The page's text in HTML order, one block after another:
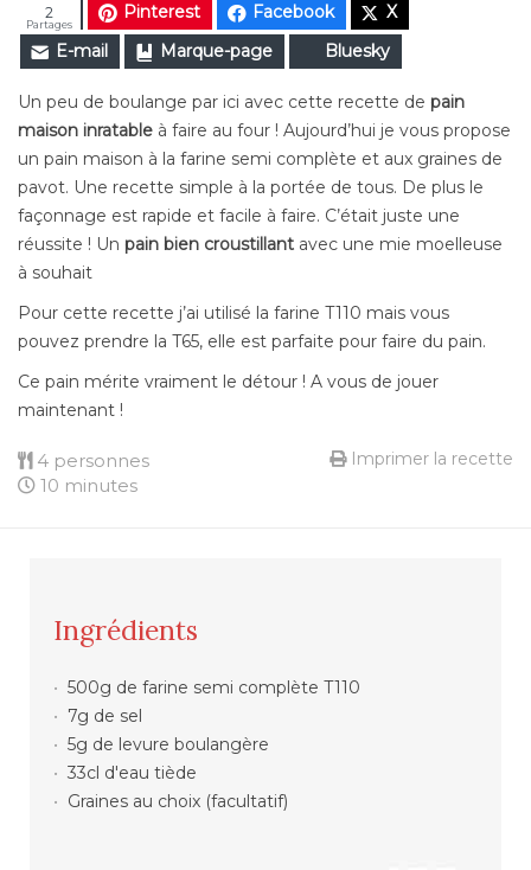
Pinterest Facebook
X
E-mail
Marque-page Bluesky
Partages
2
Un peu de boulange par ici avec cette recette de pain
maison inratable à faire au four ! Aujourd’hui je vous propose
un pain maison à la farine semi complète et aux graines de
pavot. Une recette simple à la portée de tous. De plus le
façonnage est rapide et facile à faire. C’était juste une
réussite ! Un pain bien croustillant avec une mie moelleuse
à souhait
Pour cette recette j’ai utilisé la farine T110 mais vous
pouvez prendre la T65, elle est parfaite pour faire du pain.
Ce pain mérite vraiment le détour ! A vous de jouer
maintenant !
4 personnes
10 minutes
Imprimer la recette
Ingrédients
500g de farine semi complète T110
7g de sel
5g de levure boulangère
33cl d'eau tiède
Graines au choix (facultatif)